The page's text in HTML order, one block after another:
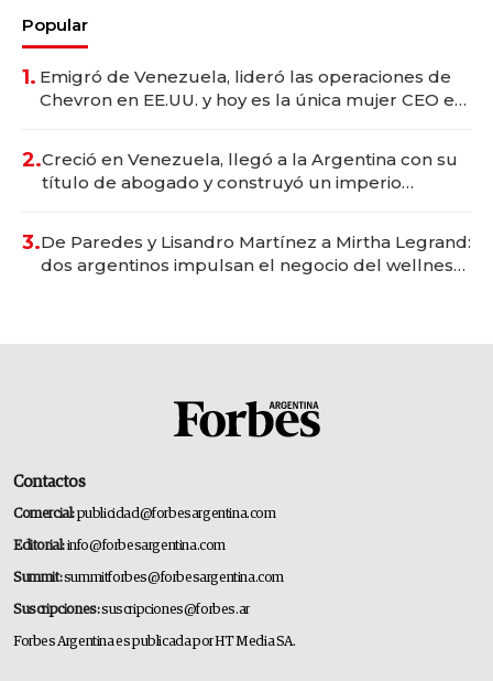
Popular
1. Emigró de Venezuela, lideró las operaciones de
Chevron en EE.UU. y hoy es la única mujer CEO en
2.Creció en Venezuela, llegó a la Argentina con su
título de abogado y construyó un imperio
3.De Paredes y Lisandro Martínez a Mirtha Legrand:
dos argentinos impulsan el negocio del wellness
Contactos
Comercial:publicidad@forbesargentina.com
Editorial:info@forbesargentina.com
Summit:summitforbes@forbesargentina.com
Suscripciones:suscripciones@forbes.ar
Forbes Argentina es publicada por HT Media SA.